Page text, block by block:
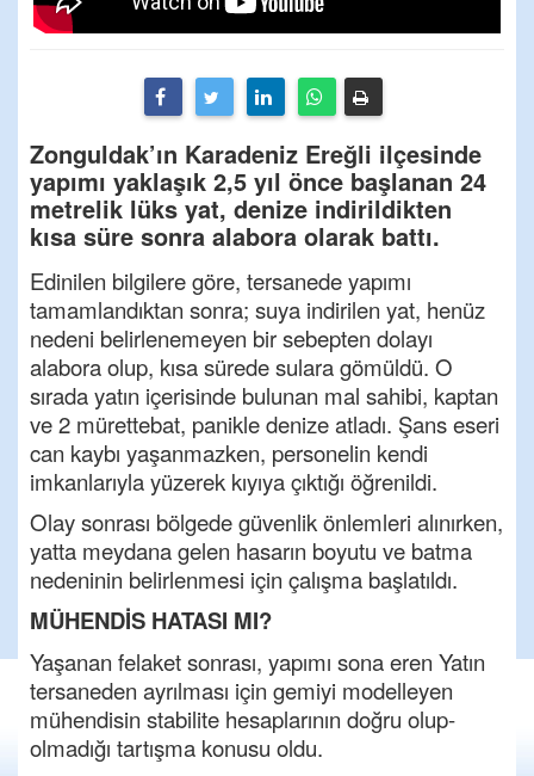
Zonguldak’ın Karadeniz Ereğli ilçesinde
yapımı yaklaşık 2,5 yıl önce başlanan 24
metrelik lüks yat, denize indirildikten
kısa süre sonra alabora olarak battı.
Edinilen bilgilere göre, tersanede yapımı
tamamlandıktan sonra; suya indirilen yat, henüz
nedeni belirlenemeyen bir sebepten dolayı
alabora olup, kısa sürede sulara gömüldü. O
sırada yatın içerisinde bulunan mal sahibi, kaptan
ve 2 mürettebat, panikle denize atladı. Şans eseri
can kaybı yaşanmazken, personelin kendi
imkanlarıyla yüzerek kıyıya çıktığı öğrenildi.
Olay sonrası bölgede güvenlik önlemleri alınırken,
yatta meydana gelen hasarın boyutu ve batma
nedeninin belirlenmesi için çalışma başlatıldı.
MÜHENDİS HATASI MI?
Yaşanan felaket sonrası, yapımı sona eren Yatın
tersaneden ayrılması için gemiyi modelleyen
mühendisin stabilite hesaplarının doğru olup-
olmadığı tartışma konusu oldu.